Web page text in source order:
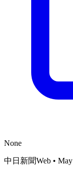
None
中日新聞Web •